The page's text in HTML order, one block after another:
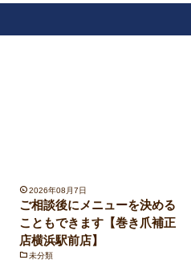
2026年08月7日
ご相談後にメニューを決める
こともできます【巻き爪補正
店横浜駅前店】
未分類